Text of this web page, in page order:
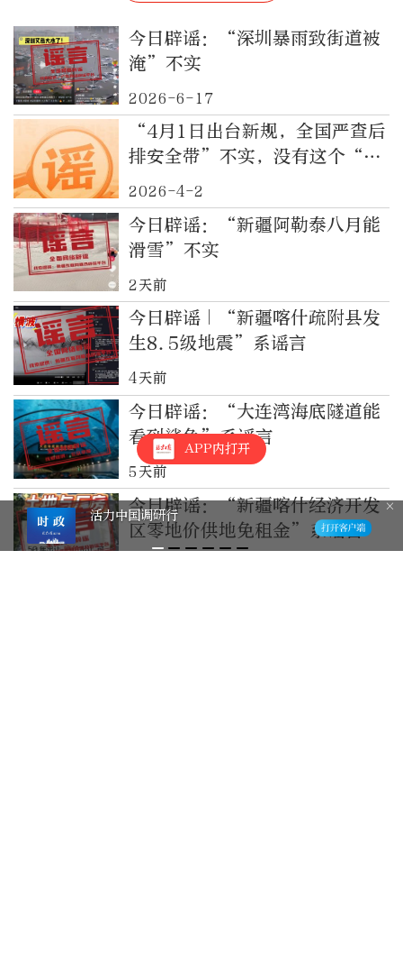
今日辟谣：“深圳暴雨致街道被
淹”不实
2026-6-17
“4月1日出台新规，全国严查后
排安全带”不实，没有这个“新
规”
2026-4-2
今日辟谣：“新疆阿勒泰八月能
滑雪”不实
2天前
今日辟谣｜“新疆喀什疏附县发
生8.5级地震”系谣言
4天前
今日辟谣：“大连湾海底隧道能
看到鲨鱼”系谣言
5天前
今日辟谣：“新疆喀什经济开发
区零地价供地免租金”系谣言
APP内打开
活力中国调研行